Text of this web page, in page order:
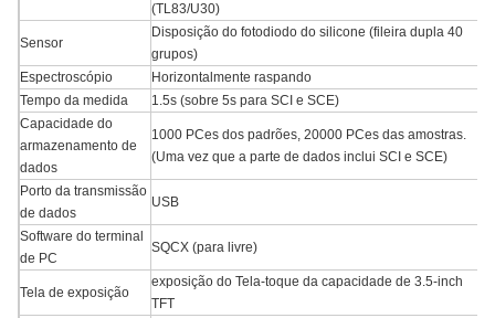
(TL83/U30)
Sensor
Disposição do fotodiodo do silicone (fileira dupla 40
grupos)
Espectroscópio
Horizontalmente raspando
Tempo da medida
1.5s (sobre 5s para SCI e SCE)
Capacidade do
armazenamento de
dados
1000 PCes dos padrões, 20000 PCes das amostras.
(Uma vez que a parte de dados inclui SCI e SCE)
Porto da transmissão
de dados
USB
Software do terminal
de PC
SQCX (para livre)
Tela de exposição
exposição do Tela-toque da capacidade de 3.5-inch
TFT